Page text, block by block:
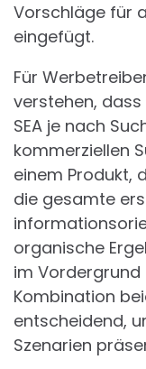
Vorschläge für
eingefügt.
Für
verstehen, dass
SEA je nach
kommerziellen
einem Produkt,
die gesamte
organische
im Vordergrund
Kombination
entscheidend,
Szenarien